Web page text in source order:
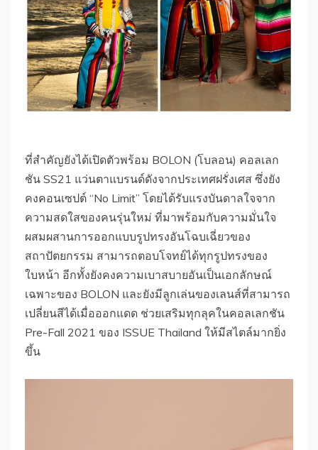
ที่สำคัญยังได้เปิดตัวพร้อม BOLON (โบลอน) คอลเลก
ชัน SS21 แว่นตาแบรนด์ดังจากประเทศฝรั่งเศส ซึ่งยัง
คงคอนเซปต์ “No Limit” โดยได้รับแรงบันดาลใจจาก
ความสดใสของคนรุ่นใหม่ ที่มาพร้อมกับความมั่นใจ
ผสมผสานการออกแบบรูปทรงอันโฉบเฉี่ยวของ
สถาปัตยกรรม สามารถตอบโจทย์ได้ทุกรูปทรงของ
ใบหน้า อีกทั้งยังคงความเบาสบายอันเป็นเอกลักษณ์
เฉพาะของ BOLON และยังมีลูกเล่นของเลนส์ที่สามารถ
เปลี่ยนสีได้เมื่อออกแดด ช่วยเสริมทุกลุคในคอลเลกชัน
Pre-Fall 2021 ของ ISSUE Thailand ให้มีสไตล์มากยิ่ง
ขึ้น